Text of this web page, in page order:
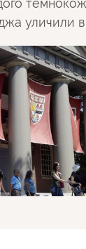
уличили в